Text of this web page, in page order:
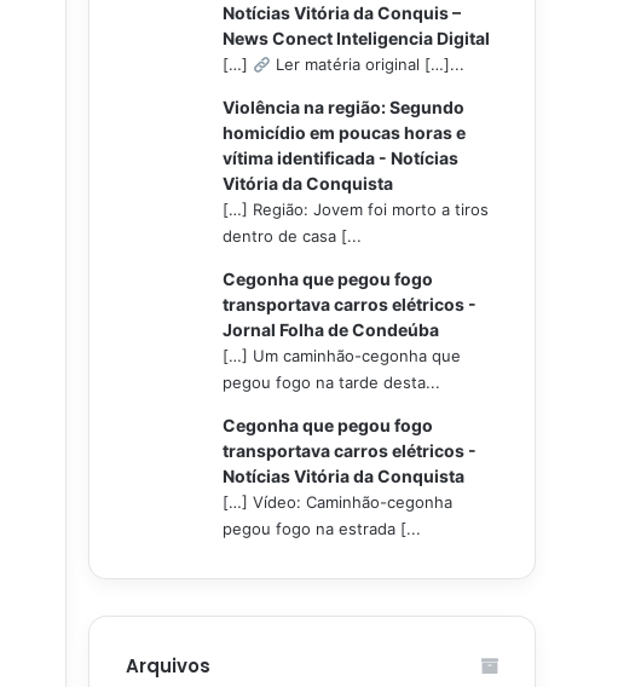
Notícias Vitória da Conquis –
News Conect Inteligencia Digital
[…] Ler matéria original […]...
Violência na região: Segundo
homicídio em poucas horas e
vítima identificada - Notícias
Vitória da Conquista
[…] Região: Jovem foi morto a tiros
dentro de casa [...
Cegonha que pegou fogo
transportava carros elétricos -
Jornal Folha de Condeúba
[…] Um caminhão-cegonha que
pegou fogo na tarde desta...
Cegonha que pegou fogo
transportava carros elétricos -
Notícias Vitória da Conquista
[…] Vídeo: Caminhão-cegonha
pegou fogo na estrada [...
Arquivos